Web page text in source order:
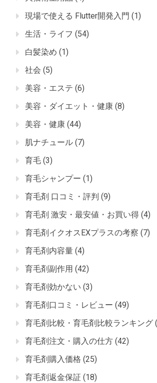
現場で使える Flutter開発入門 (1)
生活・ライフ (54)
白髪染め (1)
社会 (5)
美容・エステ (6)
美容・ダイエット・健康 (8)
美容・健康 (44)
肌ナチュール (7)
育毛 (3)
育毛シャンプー (1)
育毛剤 口コミ・評判 (9)
育毛剤 激安・最安値・お買い得 (4)
育毛剤イクオスEXプラスの考察 (7)
育毛剤内容量 (4)
育毛剤副作用 (42)
育毛剤効かない (3)
育毛剤口コミ・レビュー (49)
育毛剤比較・育毛剤比較ランキング
育毛剤注文・購入の仕方 (42)
育毛剤購入価格 (25)
育毛剤返金保証 (18)